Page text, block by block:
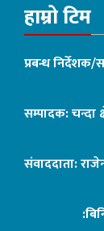
हाम्रो टिम
प्रबन्ध निर्देशक/
सम्पादक: चन्दा
संवाददाता: